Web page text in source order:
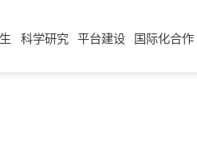
科学研究 平台建设 国际化合作